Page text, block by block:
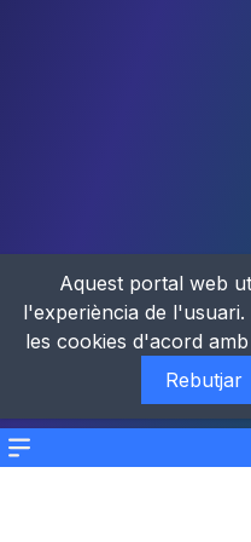
Menu
Aquest portal web
l'experiència de
les cookies d'acord
Rebutjar